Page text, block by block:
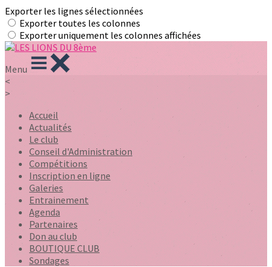
Exporter les lignes sélectionnées
Exporter toutes les colonnes
Exporter uniquement les colonnes affichées
Menu
<
>
Accueil
Actualités
Le club
Conseil d'Administration
Compétitions
Inscription en ligne
Galeries
Entrainement
Agenda
Partenaires
Don au club
BOUTIQUE CLUB
Sondages